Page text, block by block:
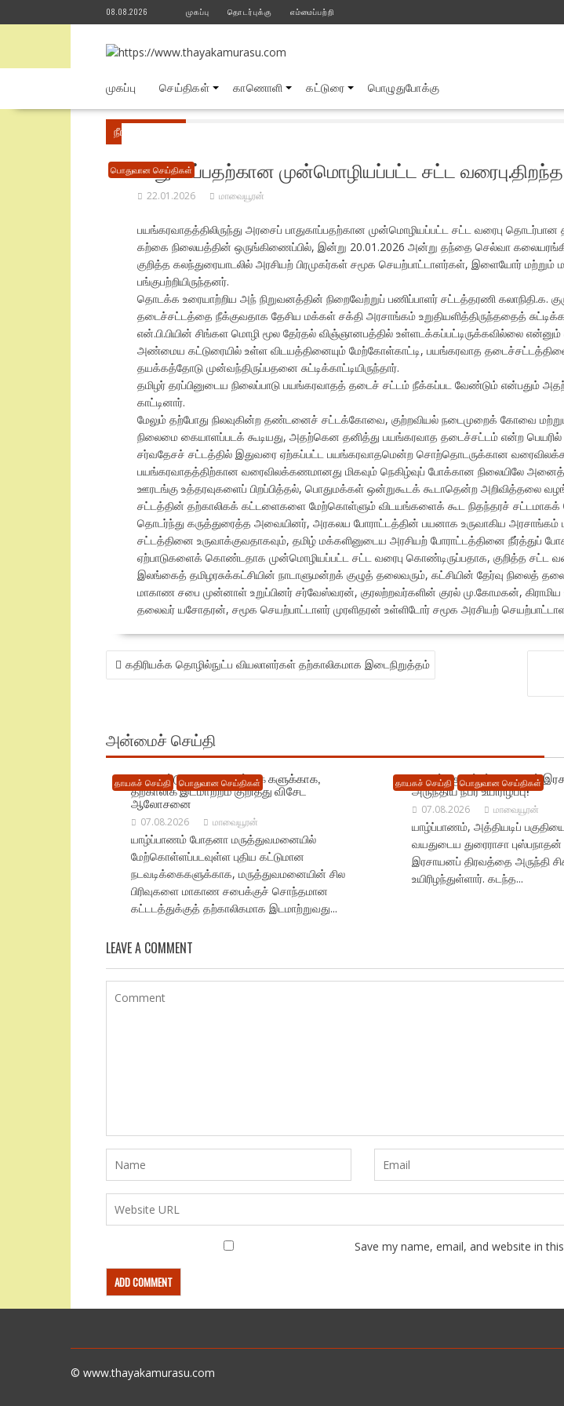
to
08.08.2026 முகப்பு தொடர்புக்கு எம்மைப்பற்றி
முகப்பு செய்திகள் காணொளி கட்டுரை பொழுதுபோக்கு
நீங்கள் இங்கே
பொதுவான செய்திகள்
பாதுகாப்பதற்கான முன்மொழியப்பட்ட சட்ட
22.01.2026 மாவையூரன்
பயங்கரவாதத்திலிருந்து அரசைப் பாதுகாப்பதற்கான முன்மொழியப்பட்ட சட்ட வரைபு
கற்கை நிலையத்தின் ஒருங்கிணைப்பில், இன்று 20.01.2026 அன்று தந்தை செல்வா
குறித்த கலந்துரையாடலில் அரசியற் பிரமுகர்கள் சமூக செயற்பாட்டாளர்கள், இளையோர் மற்றும்
பங்குபற்றியிருந்தனர்.
தொடக்க உரையாற்றிய அந் நிறுவனத்தின் நிறைவேற்றுப் பணிப்பாளர் சட்டத்தரணி
தடைச்சட்டத்தை நீக்குவதாக தேசிய மக்கள் சக்தி அரசாங்கம் உறுதியளித்திருந்ததைத்
என்.பி.பியின் சிங்கள மொழி மூல தேர்தல் விஞ்ஞானபத்தில் உள்ளடக்கப்பட்டிருக்கவில்லை
அண்மைய கட்டுரையில் உள்ள விடயத்தினையும் மேற்கோள்காட்டி, பயங்கரவாத
தயக்கத்தோடு முன்வந்திருப்பதனை சுட்டிக்காட்டியிருந்தார்.
தமிழர் தரப்பினுடைய நிலைப்பாடு பயங்கரவாதத் தடைச் சட்டம் நீக்கப்பட வேண்டும் என்பதும்
காட்டினார்.
மேலும் தற்போது நிலவுகின்ற தண்டனைச் சட்டக்கோவை, குற்றவியல் நடைமுறைக் கோவை மற்றும்
நிலைமை கையாளப்படக் கூடியது, அதற்கென தனித்து பயங்கரவாத தடைச்சட்டம் என்ற பெயரில்
சர்வதேசச் சட்டத்தில் இதுவரை ஏற்கப்பட்ட பயங்கரவாதமென்ற சொற்தொடருக்கான
பயங்கரவாதத்திற்கான வரைவிலக்கணமானது மிகவும் நெகிழ்வுப் போக்கான நிலையிலே
ஊரடங்கு உத்தரவுகளைப் பிறப்பித்தல், பொதுமக்கள் ஒன்றுகூடக் கூடாதென்ற அறிவித்தலை
சட்டத்தின் தற்காலிகக் கட்டளைகளை மேற்கொள்ளும் விடயங்களைக் கூட நிதந்தரச் சட்டமாகக்
தொடர்ந்து கருத்துரைத்த அவையினர், அரகலய போராட்டத்தின் பயனாக உருவாகிய
சட்டத்தினை உருவாக்குவதாகவும், தமிழ் மக்களினுடைய அரசியற் போராட்டத்தினை நீர்த்துப்
ஏற்பாடுகளைக் கொண்டதாக முன்மொழியப்பட்ட சட்ட வரைபு கொண்டிருப்பதாக, குறித்த சட்ட
இலங்கைத் தமிழரசுக்கட்சியின் நாடாளுமன்றக் குழுத் தலைவரும், கட்சியின் தேர்வு நிலைத்
மாகாண சபை முன்னாள் உறுப்பினர் சர்வேஸ்வரன், குரலற்றவர்களின் குரல் மு.கோமகன்,
தலைவர் யசோதரன், சமூக செயற்பாட்டாளர் முரளிதரன் உள்ளிடோர் சமூக அரசியற்
POST
NAVIGATION
கதிரியக்க தொழில்நுட்ப வியலாளர்கள் தற்காலிகமாக இடைநிறுத்தம்
அன்மைச் செய்தி
தாயகச் செய்தி பொதுவான செய்திகள்
புதிய கட்டுமான நடவடிக்கை களுக்காக,
தற்காலிக இடமாற்றம் குறித்து விசேட
ஆலோசனை
07.08.2026 மாவையூரன்
யாழ்ப்பாணம் போதனா மருத்துவமனையில்
மேற்கொள்ளப்படவுள்ள புதிய கட்டுமான
நடவடிக்கைகளுக்காக, மருத்துவமனையின் சில
பிரிவுகளை மாகாண சபைக்குச் சொந்தமான
கட்டடத்துக்குத் தற்காலிகமாக இடமாற்றுவது...
தாயகச் செய்தி பொதுவான செய்திகள்
யாழில் : குடும்பப் தகராறால்
அருந்திய நபர் உயிரிழப்பு!
07.08.2026 மாவையூரன்
யாழ்ப்பாணம், அத்தியடிப்
வயதுடைய துரைராசா
இரசாயனப் திரவத்தை அருந்தி
உயிரிழந்துள்ளார். கடந்த...
LEAVE A COMMENT
Save my name, email, and website in
© www.thayakamurasu.com